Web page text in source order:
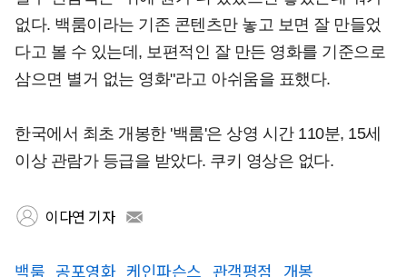
없다. 백룸이라는 기존 콘텐츠만 놓고 보면 잘 만들었
다고 볼 수 있는데, 보편적인 잘 만든 영화를 기준으로
삼으면 별거 없는 영화"라고 아쉬움을 표했다.
한국에서 최초 개봉한 '백룸'은 상영 시간 110분, 15세
이상 관람가 등급을 받았다. 쿠키 영상은 없다.
이다연 기자
백룸 공포영화 케인파슨스 관객평점 개봉